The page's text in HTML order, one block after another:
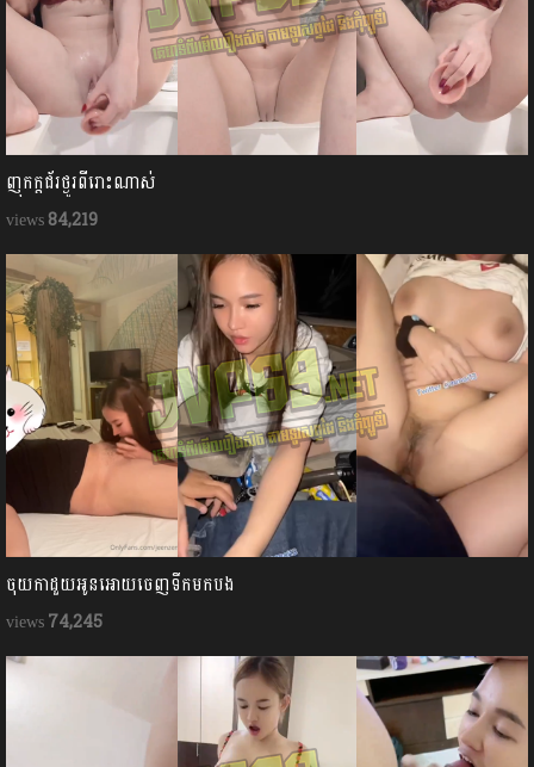
ញុកក្ដជ័រថ្ងូរពីរោះណាស់
84,219
ចុយកាដួយអូនអោយចេញទឹកមកបង
74,245